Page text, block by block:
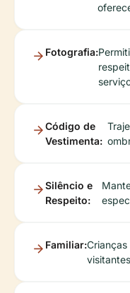
Fotografia:
Código de
Vestimenta:
Silêncio e
Respeito:
Familiar: